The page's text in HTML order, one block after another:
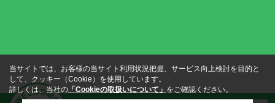
当サイトでは、お客様の当サイト利用状況把握、サービス向上検討を目的と
して、クッキー（Cookie）を使用しています。
詳しくは、当社の 「Cookieの取扱いについて」 をご確認ください。